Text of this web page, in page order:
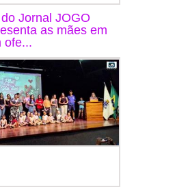
Jornal JOGO
as mães em
ofe...